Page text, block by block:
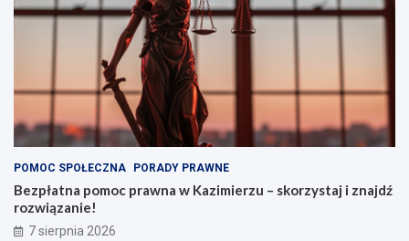
POMOC SPOŁECZNA PORADY PRAWNE
Bezpłatna pomoc prawna w Kazimierzu – skorzystaj i znajdź
rozwiązanie!
7 sierpnia 2026